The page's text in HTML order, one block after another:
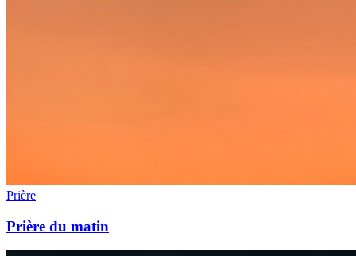
Prière
Prière du matin